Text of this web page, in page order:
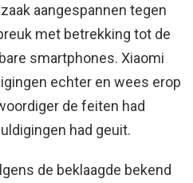
aangespannen tegen
met betrekking tot de
smartphones. Xiaomi
echter en wees erop
de feiten had
had geuit.
de beklaagde bekend